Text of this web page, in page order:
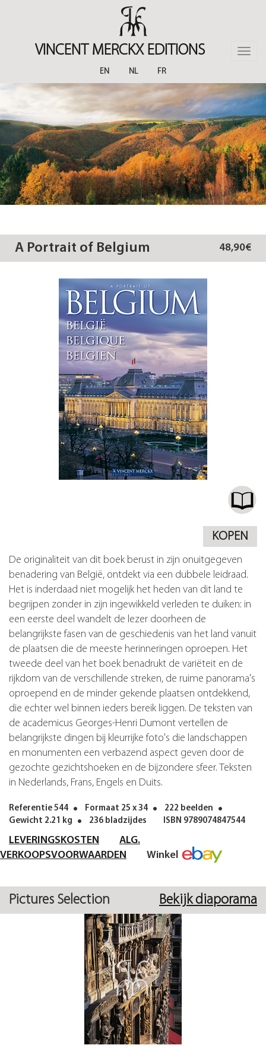
VINCENT MERCKX EDITIONS
Toggle
EN
NL FR
A Portrait of Belgium 48,90€
KOPEN
De originaliteit van dit boek berust in zijn onuitgegeven
benadering van België, ontdekt via een dubbele leidraad.
Het is inderdaad niet mogelijk het heden van dit land te
begrijpen zonder in zijn ingewikkeld verleden te duiken: in
een eerste deel wandelt de lezer doorheen de
belangrijkste fasen van de geschiedenis van het land vanuit
de plaatsen die de meeste herinneringen oproepen. Het
tweede deel van het boek benadrukt de variëteit en de
rijkdom van de verschillende streken, de ruime panorama's
oproepend en de minder gekende plaatsen ontdekkend,
die echter wel binnen ieders bereik liggen. De teksten van
de academicus Georges-Henri Dumont vertellen de
belangrijkste dingen bij kleurrijke foto's die landschappen
en monumenten een verbazend aspect geven door de
gezochte gezichtshoeken en de bijzondere sfeer. Teksten
in Nederlands, Frans, Engels en Duits.
Referentie 544 Formaat 25 x 34
222 beelden
Gewicht 2.21 kg
236 bladzijdes ISBN 9789074847544
LEVERINGSKOSTEN
ALG.
VERKOOPSVOORWAARDEN
Winkel
Pictures Selection Bekijk diaporama